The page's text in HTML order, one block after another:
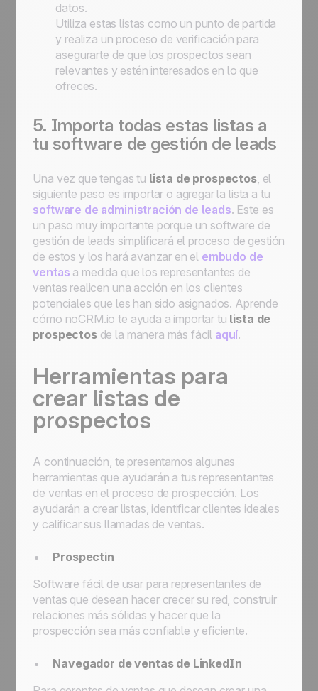
datos.
Utiliza estas listas como un punto de partida
y realiza un proceso de verificación para
asegurarte de que los prospectos sean
relevantes y estén interesados en lo que
ofreces.
5. Importa todas estas listas a
tu software de gestión de leads
Una vez que tengas tu lista de prospectos, el
siguiente paso es importar o agregar la lista a tu
software de administración de leads. Este es
un paso muy importante porque un software de
gestión de leads simplificará el proceso de gestión
de estos y los hará avanzar en el embudo de
ventas a medida que los representantes de
ventas realicen una acción en los clientes
potenciales que les han sido asignados. Aprende
cómo noCRM.io te ayuda a importar tu lista de
prospectosde la manera más fácil aquí.
Herramientas para
crear listas de
prospectos
A continuación, te presentamos algunas
herramientas que ayudarán a tus representantes
de ventas en el proceso de prospección. Los
ayudarán a crear listas, identificar clientes ideales
y calificar sus llamadas de ventas.
Prospectin
Software fácil de usar para representantes de
ventas que desean hacer crecer su red, construir
relaciones más sólidas y hacer que la
prospección sea más confiable y eficiente.
Navegador de ventas de LinkedIn